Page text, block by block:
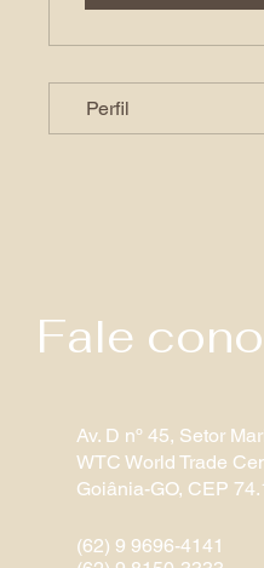
Perfil
Fale
Av. D nº 45, Setor
WTC World Trade
Goiânia-GO, CEP
(62) 9 9696-4141